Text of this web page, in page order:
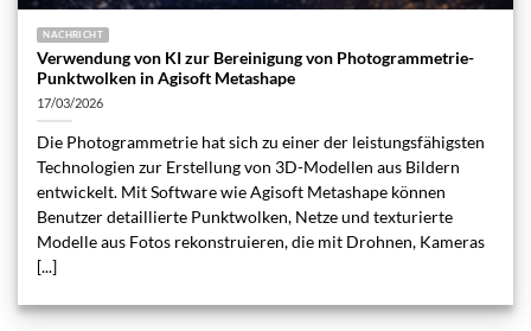
NACHRICHT
Verwendung von KI zur Bereinigung von Photogrammetrie-
Punktwolken in Agisoft Metashape
17/03/2026
Die Photogrammetrie hat sich zu einer der leistungsfähigsten
Technologien zur Erstellung von 3D-Modellen aus Bildern
entwickelt. Mit Software wie Agisoft Metashape können
Benutzer detaillierte Punktwolken, Netze und texturierte
Modelle aus Fotos rekonstruieren, die mit Drohnen, Kameras
[...]